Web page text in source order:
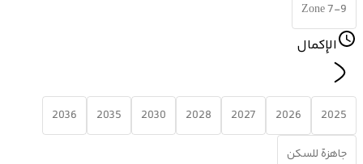
Zone 7-9
الإكمال
2025
2026
2027
2028
2030
2035
2036
جاهزة للسكن